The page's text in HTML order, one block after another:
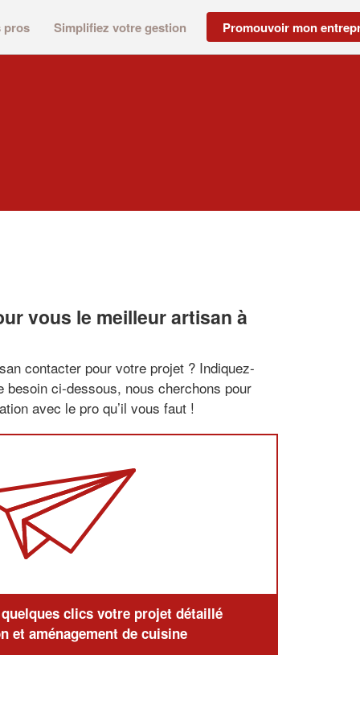
pros Simplifiez votre gestion Promouvoir mon
vous le meilleur artisan à
contacter pour votre projet ? Indiquez-
besoin ci-dessous, nous cherchons pour
avec le pro qu’il vous faut !
clics votre projet détaillé
et aménagement de cuisine